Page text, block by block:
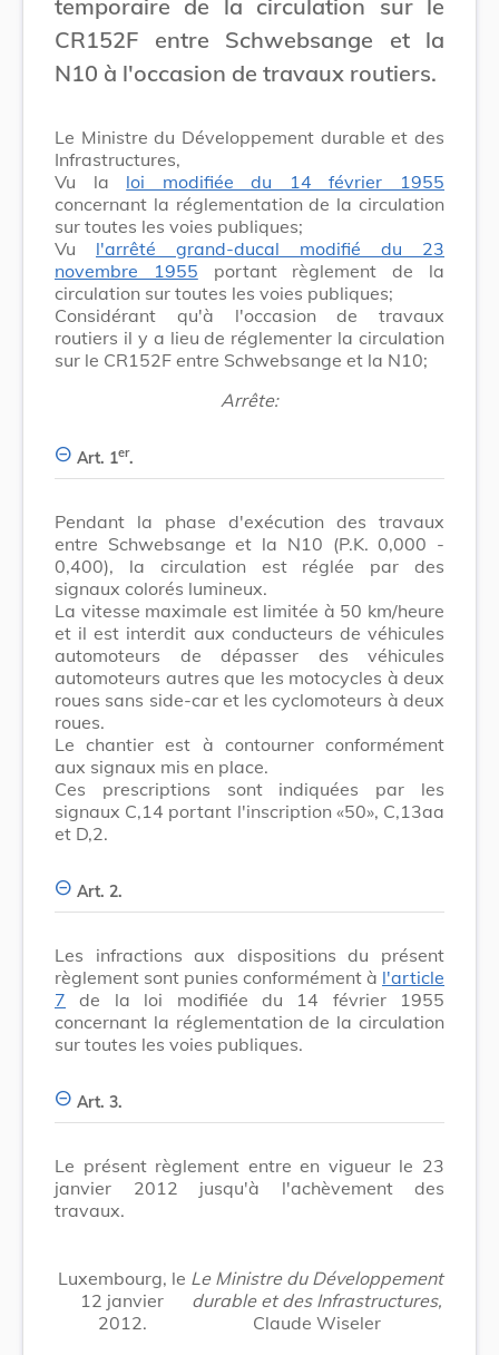
temporaire de la circulation sur le
CR152F entre Schwebsange et la
N10 à l'occasion de travaux routiers.
Le Ministre du Développement durable et des
Infrastructures,
Vu la loi modifiée du 14 février 1955
concernant la réglementation de la circulation
sur toutes les voies publiques;
Vu l'arrêté grand-ducal modifié du 23
novembre 1955 portant règlement de la
circulation sur toutes les voies publiques;
Considérant qu'à l'occasion de travaux
routiers il y a lieu de réglementer la circulation
sur le CR152F entre Schwebsange et la N10;
Arrête:
Art. 1er.
Pendant la phase d'exécution des travaux
entre Schwebsange et la N10 (P.K. 0,000 -
0,400), la circulation est réglée par des
signaux colorés lumineux.
La vitesse maximale est limitée à 50 km/heure
et il est interdit aux conducteurs de véhicules
automoteurs de dépasser des véhicules
automoteurs autres que les motocycles à deux
roues sans side-car et les cyclomoteurs à deux
roues.
Le chantier est à contourner conformément
aux signaux mis en place.
Ces prescriptions sont indiquées par les
signaux C,14 portant l'inscription «50», C,13aa
et D,2.
Art. 2.
Les infractions aux dispositions du présent
règlement sont punies conformément à l'article
7 de la loi modifiée du 14 février 1955
concernant la réglementation de la circulation
sur toutes les voies publiques.
Art. 3.
Le présent règlement entre en vigueur le 23
janvier 2012 jusqu'à l'achèvement des
travaux.
Luxembourg, le
12 janvier
2012.
Le Ministre du Développement
durable et des Infrastructures,
Claude Wiseler